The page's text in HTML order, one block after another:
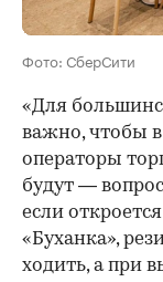
Фото: СберСити
«Для
важно, чтобы
операторы
будут —
если
«Буханка»,
ходить, а при